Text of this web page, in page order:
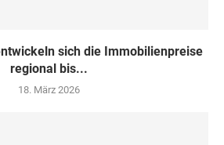
sich die Immobilienpreise
regional bis...
18. März 2026